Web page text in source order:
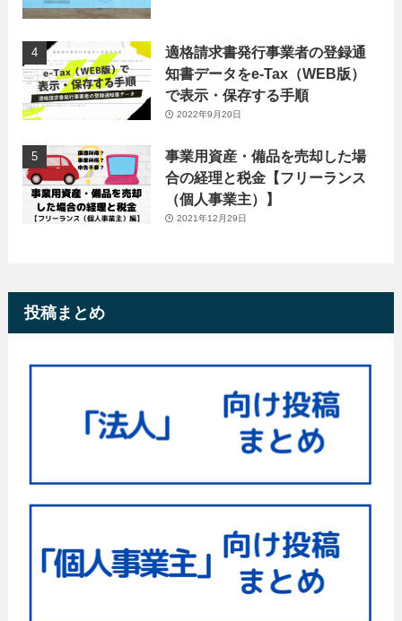
適格請求書発行事業者の登録通
知書データをe-Tax（WEB版）
で表示・保存する手順
2022年9月20日
事業用資産・備品を売却した場
合の経理と税金【フリーランス
（個人事業主）】
2021年12月29日
投稿まとめ